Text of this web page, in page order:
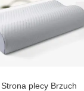
Strona plecy Brzuch